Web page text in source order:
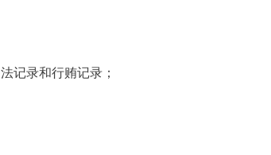
记录和行贿记录；